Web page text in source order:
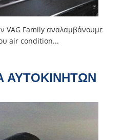
VAG Family αναλαμβάνουμε
air condition...
ΑΥΤΟΚΙΝΗΤΩΝ